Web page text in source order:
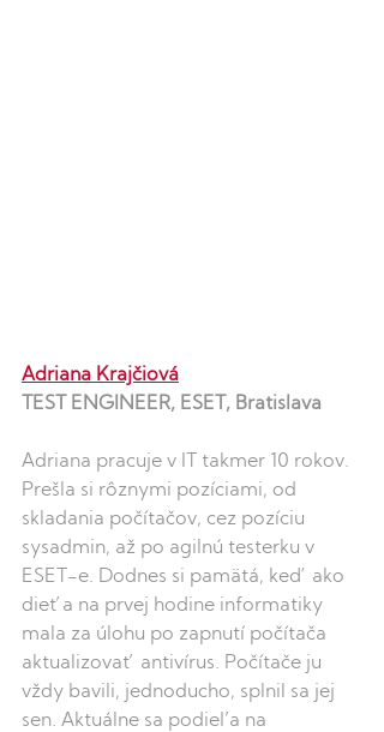
Adriana Krajčiová
TEST ENGINEER, ESET, Bratislava
Adriana pracuje v IT takmer 10 rokov.
Prešla si rôznymi pozíciami, od
skladania počítačov, cez pozíciu
sysadmin, až po agilnú testerku v
ESET-e. Dodnes si pamätá, keď ako
dieťa na prvej hodine informatiky
mala za úlohu po zapnutí počítača
aktualizovať antivírus. Počítače ju
vždy bavili, jednoducho, splnil sa jej
sen. Aktuálne sa podieľa na